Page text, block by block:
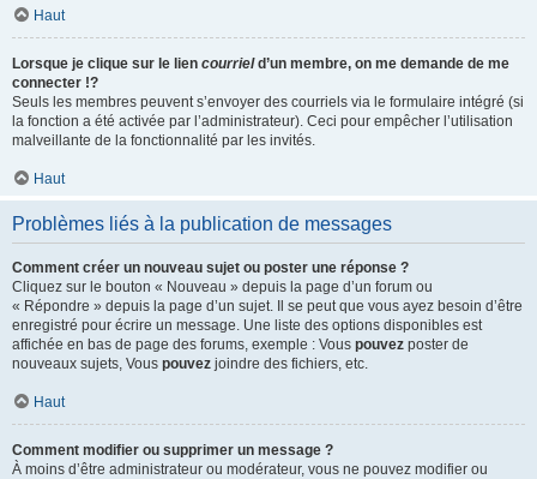
Haut
Lorsque je clique sur le lien courrield’un membre, on me demande de me
connecter !?
Seuls les membres peuvent s’envoyer des courriels via le formulaire intégré (si
la fonction a été activée par l’administrateur). Ceci pour empêcher l’utilisation
malveillante de la fonctionnalité par les invités.
Haut
Problèmes liés à la publication de messages
Comment créer un nouveau sujet ou poster une réponse ?
Cliquez sur le bouton « Nouveau » depuis la page d’un forum ou
« Répondre » depuis la page d’un sujet. Il se peut que vous ayez besoin d’être
enregistré pour écrire un message. Une liste des options disponibles est
affichée en bas de page des forums, exemple : Vous pouvez poster de
nouveaux sujets, Vous pouvez joindre des fichiers, etc.
Haut
Comment modifier ou supprimer un message ?
À moins d’être administrateur ou modérateur, vous ne pouvez modifier ou